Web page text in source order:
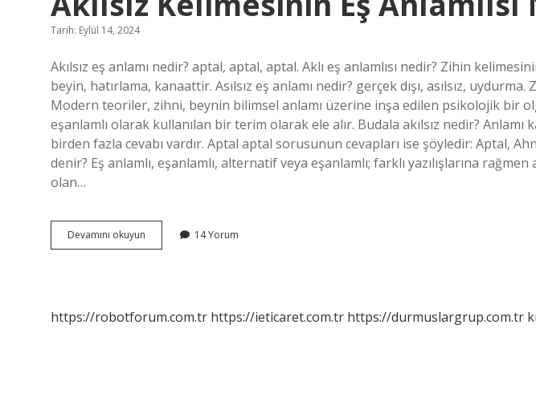
Tarih: Eylül 14, 2024
Akılsız eş anlamı nedir? aptal, aptal, aptal. Aklı eş anlamlısı nedir? Zihin
beyin, hatırlama, kanaattir. Asılsız eş anlamı nedir? gerçek dışı, asılsız, uydurma.
Modern teoriler, zihni, beynin bilimsel anlamı üzerine inşa edilen psikolojik bir
eşanlamlı olarak kullanılan bir terim olarak ele alır. Budala akılsız nedir?
birden fazla cevabı vardır. Aptal aptal sorusunun cevapları ise şöyledir: Aptal,
denir? Eş anlamlı, eşanlamlı, alternatif veya eşanlamlı; farklı yazılışlarına rağmen
olan…
Devamını okuyun
Kelimesinin
14 Yorum
https://robotforum.com.tr https://ieticaret.com.tr https://durmuslargrup.com.tr